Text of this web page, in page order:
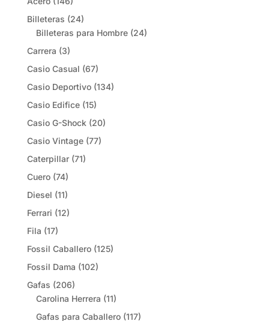
Billeteras (24)
Billeteras para Hombre (24)
Carrera (3)
Casio Casual (67)
Casio Deportivo (134)
Casio Edifice (15)
Casio G-Shock (20)
Casio Vintage (77)
Caterpillar (71)
Cuero (74)
Diesel (11)
Ferrari (12)
Fila (17)
Fossil Caballero (125)
Fossil Dama (102)
Gafas (206)
Carolina Herrera (11)
Gafas para Caballero (117)